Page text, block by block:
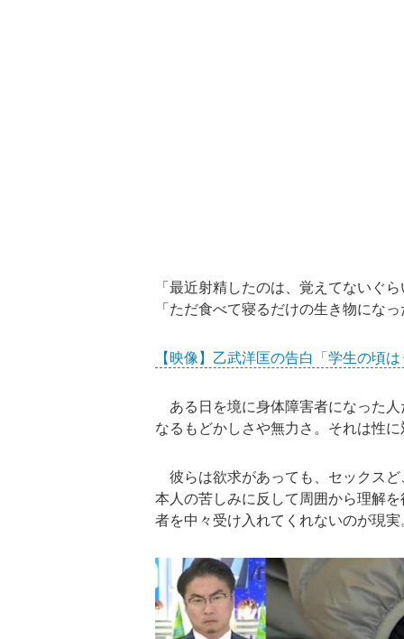
「最近射精したのは、覚えてないぐ
「ただ食べて寝るだけの生き物にな
【映像】乙武洋匡の告白「学生の頃
ある日を境に身体障害者になった
なるもどかしさや無力さ。それは性
彼らは欲求があっても、セックス
本人の苦しみに反して周囲から理解
者を中々受け入れてくれないのが現実